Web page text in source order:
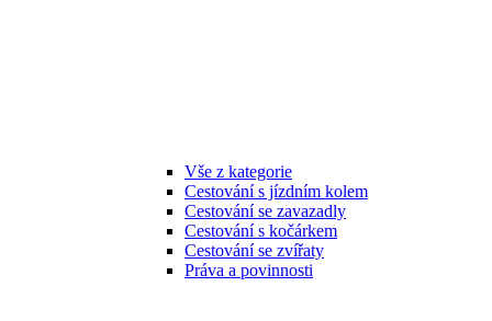
Vše z kategorie
Cestování s jízdním kolem
Cestování se zavazadly
Cestování s kočárkem
Cestování se zvířaty
Práva a povinnosti